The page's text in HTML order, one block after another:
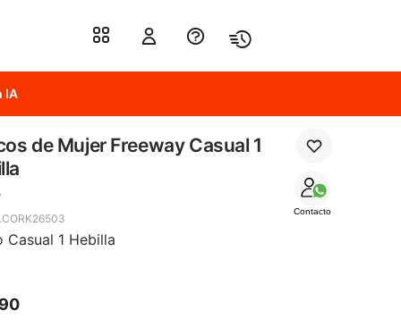
IA
de Mujer Freeway Casual 1
Contacto
Casual 1 Hebilla